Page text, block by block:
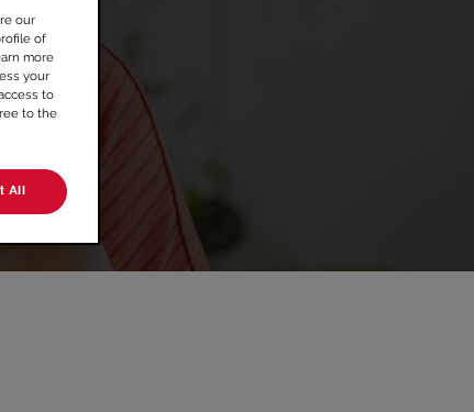
our
of
more
your
to
to the
All